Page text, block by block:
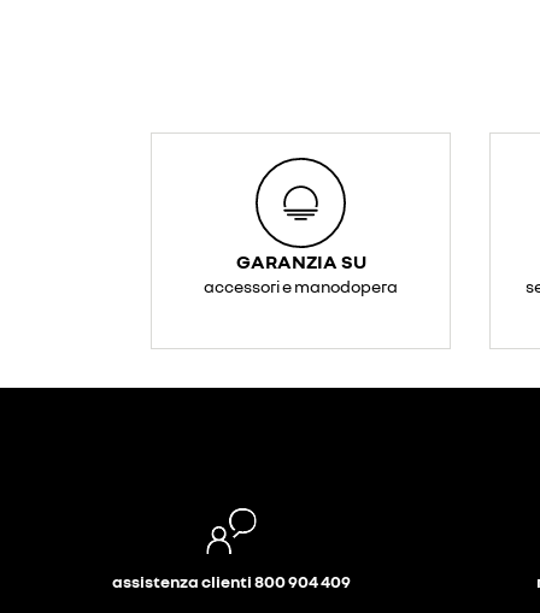
GARANZIA SU
accessori e manodopera
assistenza clienti 800 904 409